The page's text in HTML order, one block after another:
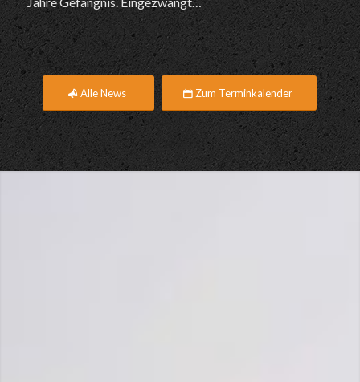
Alle News Zum Terminkalender